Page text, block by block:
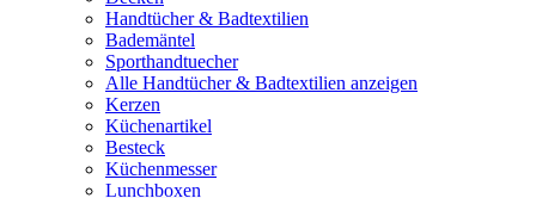
Handtücher & Badtextilien
Bademäntel
Sporthandtuecher
Alle Handtücher & Badtextilien anzeigen
Kerzen
Küchenartikel
Besteck
Küchenmesser
Lunchboxen